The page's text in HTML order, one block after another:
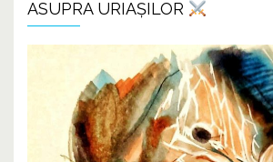
ASUPRA URIAȘILOR